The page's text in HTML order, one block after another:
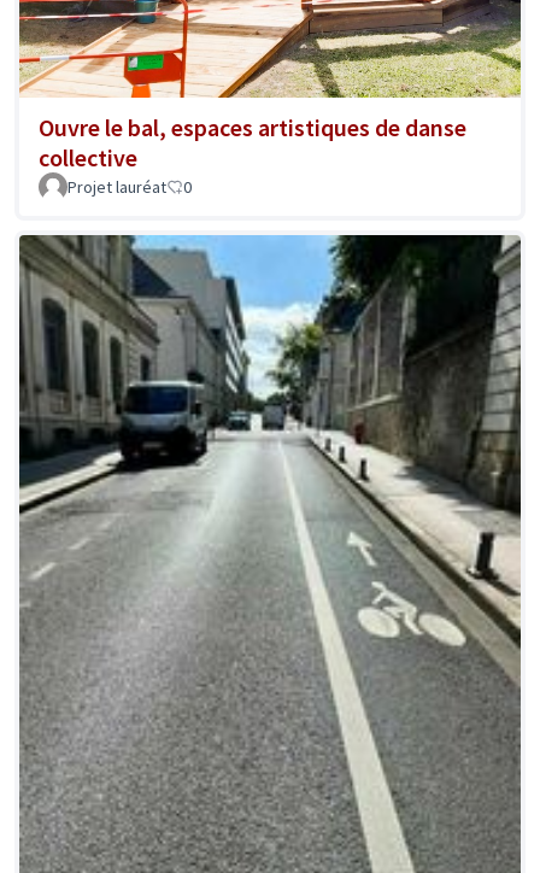
Ouvre le bal, espaces artistiques de danse
collective
Projet lauréat 0